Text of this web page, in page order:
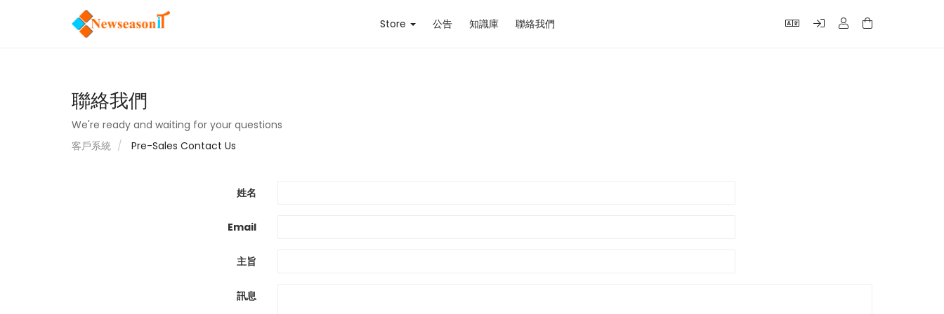
Store 公告 知識庫 聯絡我們
聯絡我們
We're ready and waiting for your questions
客戶系統
Pre-Sales Contact Us
姓名
Email
主旨
訊息